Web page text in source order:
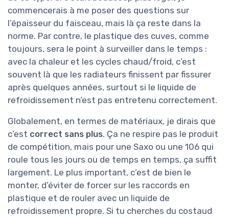
commencerais à me poser des questions sur
l’épaisseur du faisceau, mais là ça reste dans la
norme. Par contre, le plastique des cuves, comme
toujours, sera le point à surveiller dans le temps :
avec la chaleur et les cycles chaud/froid, c’est
souvent là que les radiateurs finissent par fissurer
après quelques années, surtout si le liquide de
refroidissement n’est pas entretenu correctement.
Globalement, en termes de matériaux, je dirais que
c’est correct sans plus. Ça ne respire pas le produit
de compétition, mais pour une Saxo ou une 106 qui
roule tous les jours ou de temps en temps, ça suffit
largement. Le plus important, c’est de bien le
monter, d’éviter de forcer sur les raccords en
plastique et de rouler avec un liquide de
refroidissement propre. Si tu cherches du costaud